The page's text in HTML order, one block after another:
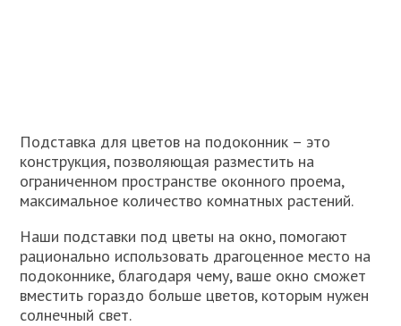
Подставка для цветов на подоконник – это
конструкция, позволяющая разместить на
ограниченном пространстве оконного проема,
максимальное количество комнатных растений.
Наши подставки под цветы на окно, помогают
рационально использовать драгоценное место на
подоконнике, благодаря чему, ваше окно сможет
вместить гораздо больше цветов, которым нужен
солнечный свет.